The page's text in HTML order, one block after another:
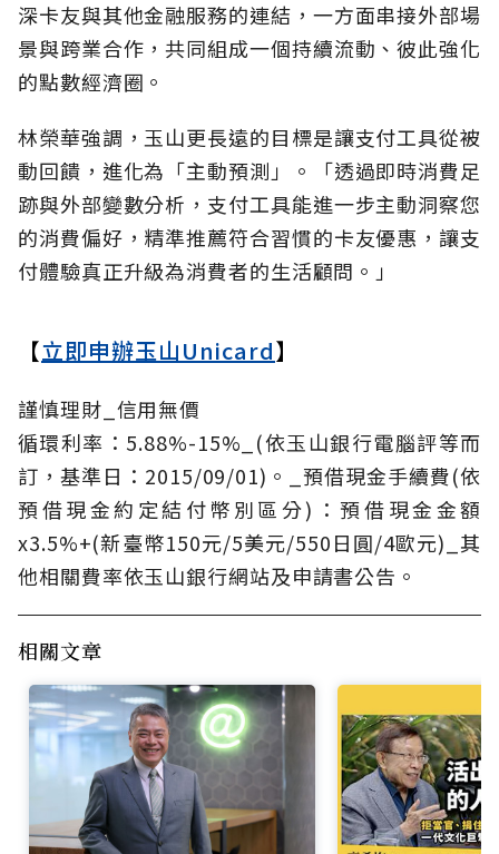
深卡友與其他金融服務的連結，一方面串接外部場
景與跨業合作，共同組成一個持續流動、彼此強化
的點數經濟圈。
林榮華強調，玉山更長遠的目標是讓支付工具從被
動回饋，進化為「主動預測」。「透過即時消費足
跡與外部變數分析，支付工具能進一步主動洞察您
的消費偏好，精準推薦符合習慣的卡友優惠，讓支
付體驗真正升級為消費者的生活顧問。」
【立即申辦玉山Unicard】
謹慎理財_信用無價
循環利率：5.88%-15%_(依玉山銀行電腦評等而
訂，基準日：2015/09/01)。_預借現金手續費(依
預借現金約定結付幣別區分)：預借現金金額
x3.5%+(新臺幣150元/5美元/550日圓/4歐元)_其
他相關費率依玉山銀行網站及申請書公告。
相關文章